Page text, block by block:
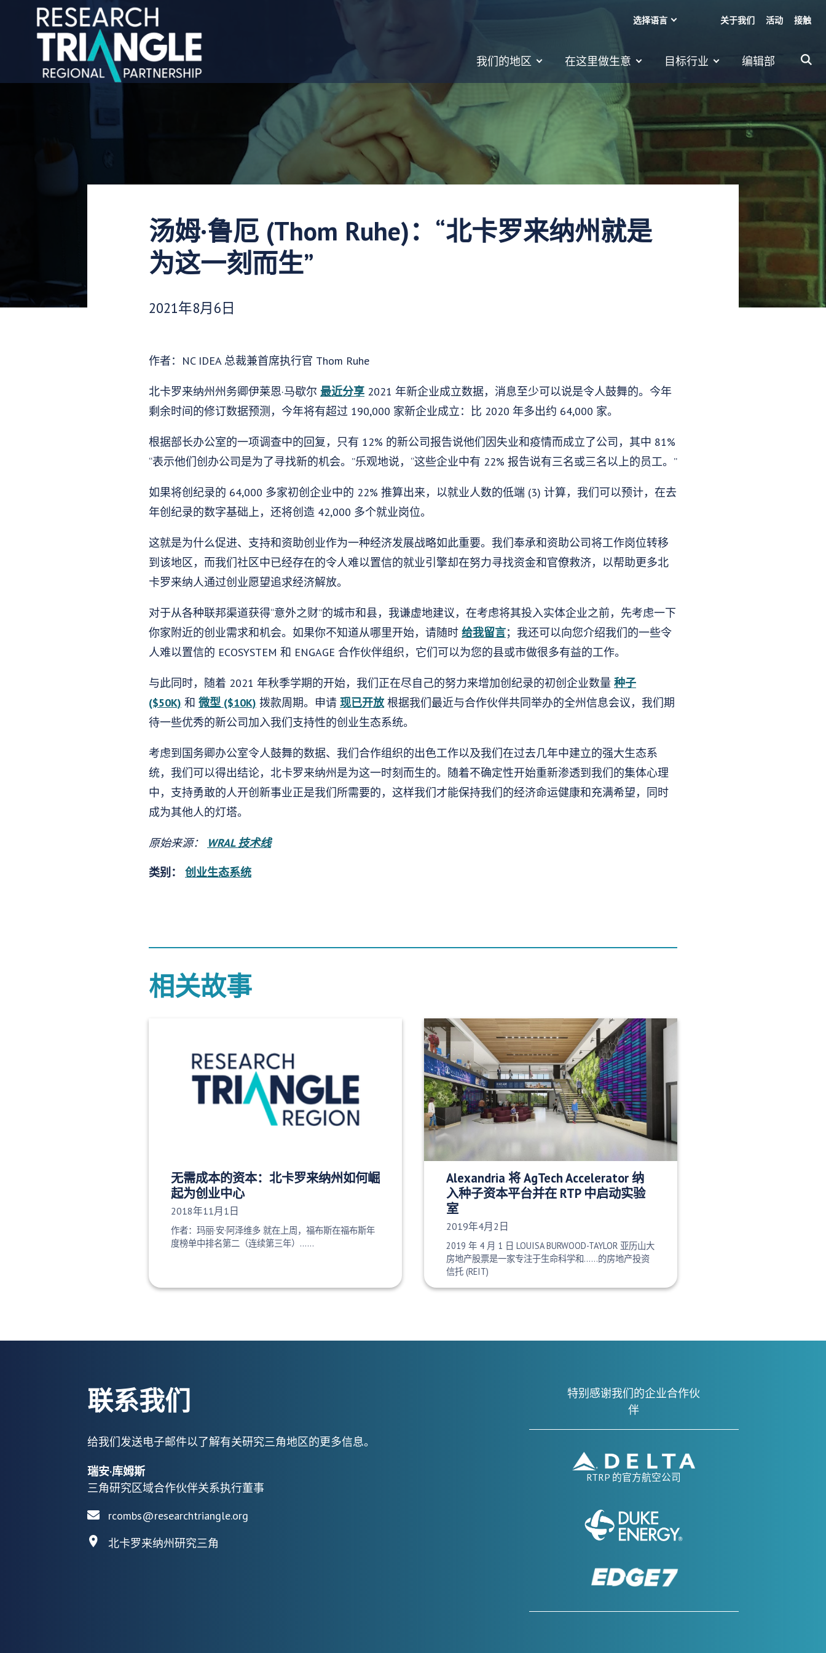
跳至内容
我们的地区 在这里做生意 目标行业 编辑部
关于我们 活动 接触
选择语言
汤姆·鲁厄 (Thom Ruhe)：“北卡罗来纳州就是
为这一刻而生”
发布日期：
2021年8月6日
作者：NC IDEA 总裁兼首席执行官 Thom Ruhe
北卡罗来纳州州务卿伊莱恩·马歇尔 最近分享 2021 年新企业成立数据，消息至少可以说是令人鼓舞的。今年
剩余时间的修订数据预测，今年将有超过 190,000 家新企业成立：比 2020 年多出约 64,000 家。
根据部长办公室的一项调查中的回复，只有 12% 的新公司报告说他们因失业和疫情而成立了公司，其中 81%
“表示他们创办公司是为了寻找新的机会。”乐观地说，“这些企业中有 22% 报告说有三名或三名以上的员工。”
如果将创纪录的 64,000 多家初创企业中的 22% 推算出来，以就业人数的低端 (3) 计算，我们可以预计，在去
年创纪录的数字基础上，还将创造 42,000 多个就业岗位。
这就是为什么促进、支持和资助创业作为一种经济发展战略如此重要。我们奉承和资助公司将工作岗位转移
到该地区，而我们社区中已经存在的令人难以置信的就业引擎却在努力寻找资金和官僚救济，以帮助更多北
卡罗来纳人通过创业愿望追求经济解放。
对于从各种联邦渠道获得“意外之财”的城市和县，我谦虚地建议，在考虑将其投入实体企业之前，先考虑一下
你家附近的创业需求和机会。如果你不知道从哪里开始，请随时 给我留言；我还可以向您介绍我们的一些令
人难以置信的 ECOSYSTEM 和 ENGAGE 合作伙伴组织，它们可以为您的县或市做很多有益的工作。
与此同时，随着 2021 年秋季学期的开始，我们正在尽自己的努力来增加创纪录的初创企业数量 种子
($50K) 和 微型 ($10K) 拨款周期。申请 现已开放根据我们最近与合作伙伴共同举办的全州信息会议，我们期
待一些优秀的新公司加入我们支持性的创业生态系统。
考虑到国务卿办公室令人鼓舞的数据、我们合作组织的出色工作以及我们在过去几年中建立的强大生态系
统，我们可以得出结论，北卡罗来纳州是为这一时刻而生的。随着不确定性开始重新渗透到我们的集体心理
中，支持勇敢的人开创新事业正是我们所需要的，这样我们才能保持我们的经济命运健康和充满希望，同时
成为其他人的灯塔。
原始来源： WRAL 技术线
类别： 创业生态系统
相关故事
无需成本的资本：北卡罗来纳州如何崛
起为创业中心
发布日期：
2018年11月1日
作者：玛丽·安·阿泽维多 就在上周，福布斯在福布斯年
度榜单中排名第二（连续第三年）……
Alexandria 将 AgTech Accelerator 纳
入种子资本平台并在 RTP 中启动实验
室
发布日期：
2019年4月2日
2019 年 4 月 1 日 LOUISA BURWOOD-TAYLOR 亚历山大
房地产股票是一家专注于生命科学和……的房地产投资
信托 (REIT)
联系我们
给我们发送电子邮件以了解有关研究三角地区的更多信息。
瑞安·库姆斯
三角研究区域合作伙伴关系执行董事
rcombs@researchtriangle.org
北卡罗来纳州研究三角
特别感谢我们的企业合作伙
伴
RTRP 的官方航空公司